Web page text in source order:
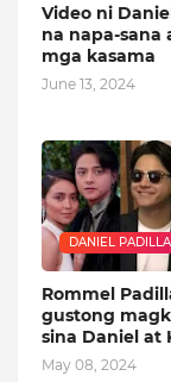
Video ni
na napa-sana
mga kasama
June 13, 2024
DANIEL PADILLA
Rommel
gustong
sina Daniel at
May 08, 2024